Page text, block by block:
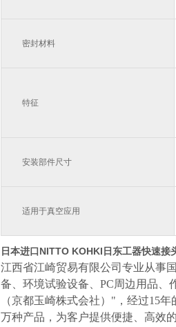
密封材料
特征
安装部件尺寸
适用于真空应用
日本进口NITTO KOHKI日东工器快速接
江西省江崎贸易有限公司专业从事
备、环境试验设备、PC周边用品、
（京都玉崎株式会社）"，经过15年
万种产品，为客户提供便捷、高效